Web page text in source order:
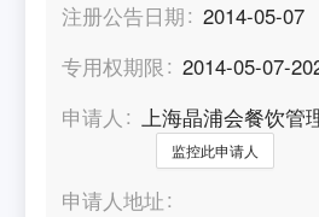
注册公告日期
2014-05-07
专用权期限
2014-05-07-
申请人
上海晶浦会餐饮管
监控此申请人
申请人地址